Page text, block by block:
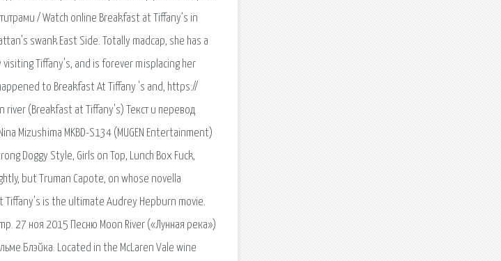
/ Watch online Breakfast at Tiffany’s in
swank East Side. Totally madcap, she has a
Tiffany's, and is forever misplacing her
to Breakfast At Tiffany 's and, https://
(Breakfast at Tiffany's) Текст и перевод
Mizushima MKBD-S134 (MUGEN Entertainment)
Doggy Style, Girls on Top, Lunch Box Fuck,
but Truman Capote, on whose novella
Tiffany's is the ultimate Audrey Hepburn movie.
27 ноя 2015 Песню Moon River («Лунная река»)
Блэйка. Located in the McLaren Vale wine